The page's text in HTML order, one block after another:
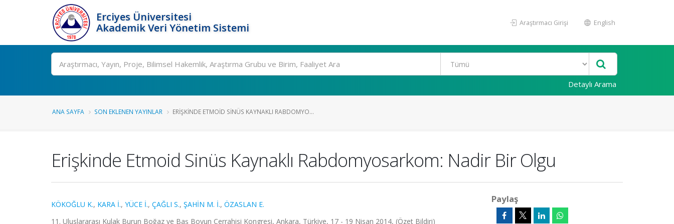
Erciyes Üniversitesi
Akademik Veri Yönetim Sistemi
Araştırmacı Girişi English
Ara
Detaylı Arama
ANA SAYFA SON EKLENEN YAYINLAR ERIŞKINDE ETMOID SINÜS KAYNAKLI RABDOMYO...
Erişkinde Etmoid Sinüs Kaynaklı Rabdomyosarkom: Nadir Bir Olgu
KÖKOĞLU K., KARA İ., YÜCE İ., ÇAĞLI S., ŞAHİN M. İ., ÖZASLAN E.
11. Uluslararası Kulak Burun Boğaz ve Baş Boyun Cerrahisi Kongresi, Ankara, Türkiye, 17 - 19 Nisan 2014, (Özet Bildiri)
Paylaş